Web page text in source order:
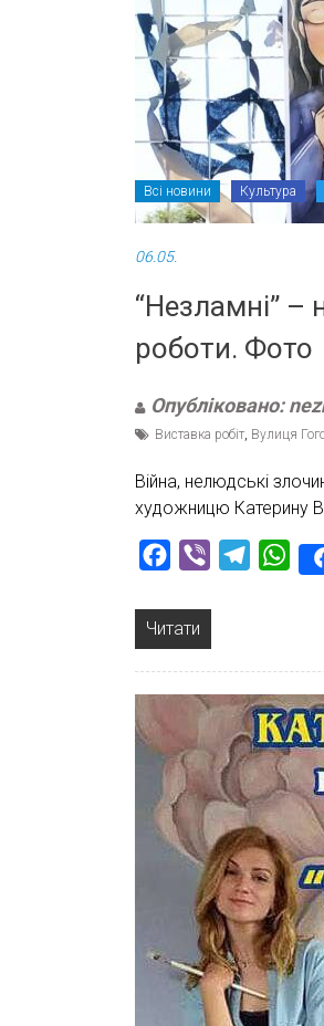
Всі новини Культура
06.05.
“Незламні” –
роботи. Фото
Опубліковано:
Виставка робіт Вулиця
Війна, нелюдські
художницю Катерину
Facebook
Viber Telegram
Читати